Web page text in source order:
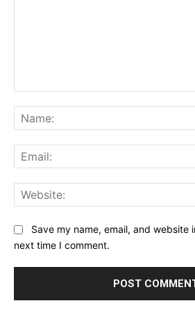
Save my name, email, and website
next time I comment.